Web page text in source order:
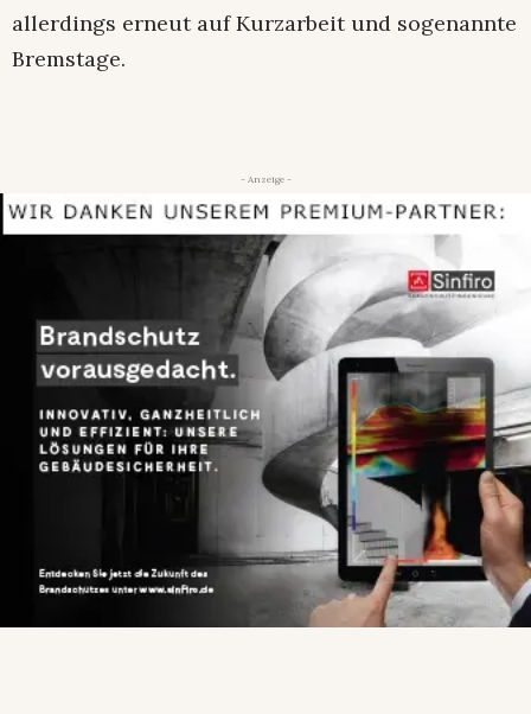
allerdings erneut auf Kurzarbeit und sogenannte
Bremstage.
- Anzeige -